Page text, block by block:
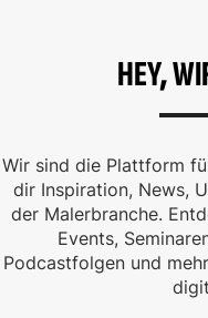
HEY,
Wir sind die Plattform
dir Inspiration, News,
der Malerbranche.
Events,
Podcastfolgen und